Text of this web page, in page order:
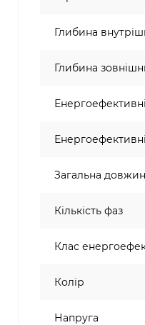
Глибина
Глибина
Загальна
Кількість фаз
Клас
Колір
Напруга